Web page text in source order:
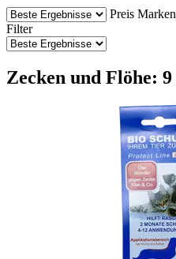
Preis Marken
Filter
Zecken und Flöhe: